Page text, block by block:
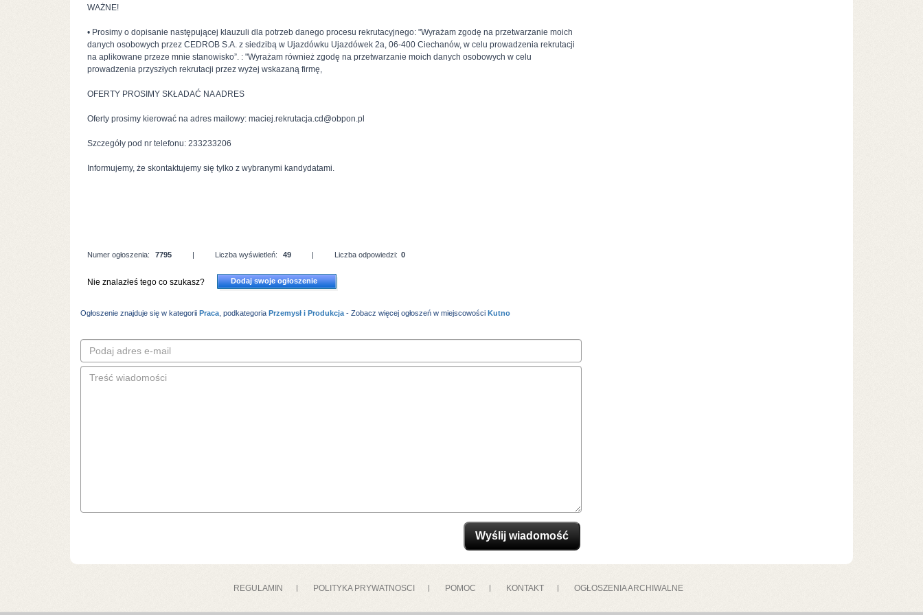
WAŻNE!
• Prosimy o dopisanie następującej klauzuli dla potrzeb danego procesu rekrutacyjnego: "Wyrażam zgodę na przetwarzanie moich
danych osobowych przez CEDROB S.A. z siedzibą w Ujazdówku Ujazdówek 2a, 06-400 Ciechanów, w celu prowadzenia rekrutacji
na aplikowane przeze mnie stanowisko”. : "Wyrażam również zgodę na przetwarzanie moich danych osobowych w celu
prowadzenia przyszłych rekrutacji przez wyżej wskazaną firmę,
OFERTY PROSIMY SKŁADAĆ NA ADRES
Oferty prosimy kierować na adres mailowy: maciej.rekrutacja.cd@obpon.pl
Szczegóły pod nr telefonu: 233233206
Informujemy, że skontaktujemy się tylko z wybranymi kandydatami.
Numer ogłoszenia: 7795 | Liczba wyświetleń: 49 | Liczba odpowiedzi: 0
Nie znalazłeś tego co szukasz? Dodaj swoje ogłoszenie
Ogłoszenie znajduje się w kategorii Praca , podkategoria Przemysł i Produkcja - Zobacz więcej ogłoszeń w miejscowości Kutno
REGULAMIN POLITYKA PRYWATNOSCI POMOC KONTAKT OGŁOSZENIA ARCHIWALNE